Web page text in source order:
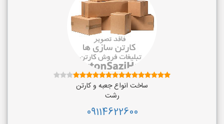
ساخت انواع جعبه و کارتن
رشت
09114622600